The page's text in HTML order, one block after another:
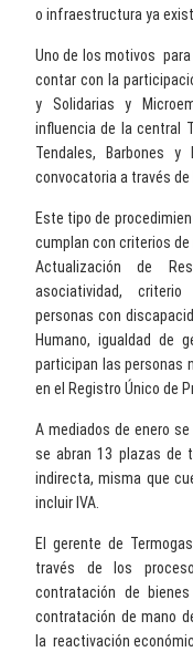
o infraestructura ya
Uno de los motivos
contar con la
y Solidarias y
influencia de la central
Tendales, Barbones
convocatoria a través de
Este tipo de
cumplan con criterios
Actualización de
asociatividad,
personas con
Humano, igualdad de
participan las personas
en el Registro Único de
A mediados de enero
se abran 13 plazas de
indirecta, misma que
incluir IVA.
El gerente de
través de los
contratación de
contratación de mano
la reactivación